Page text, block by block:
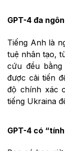
GPT-4 đa
Tiếng Anh là
tuệ nhân tạo,
cứu đều
được cải tiến
độ chính xác
tiếng Ukraina
GPT-4 có